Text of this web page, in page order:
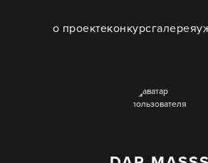
о проектеконкурсгалерея